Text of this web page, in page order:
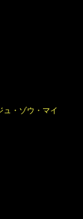
ュ・ゾウ・マイ